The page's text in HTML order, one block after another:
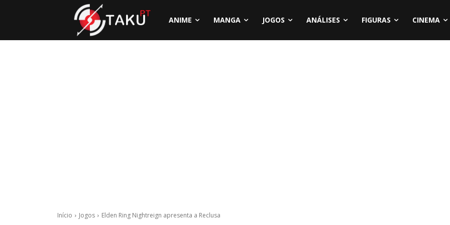
ANIME MANGA JOGOS ANÁLISES FIGURAS CINEMA
Início Jogos Elden Ring Nightreign apresenta a Reclusa